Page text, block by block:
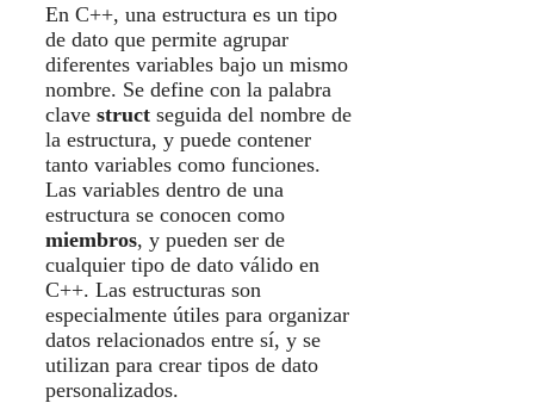
En C++, una estructura es un tipo
de dato que permite agrupar
diferentes variables bajo un mismo
nombre. Se define con la palabra
clave struct seguida del nombre de
la estructura, y puede contener
tanto variables como funciones.
Las variables dentro de una
estructura se conocen como
miembros, y pueden ser de
cualquier tipo de dato válido en
C++. Las estructuras son
especialmente útiles para organizar
datos relacionados entre sí, y se
utilizan para crear tipos de dato
personalizados.